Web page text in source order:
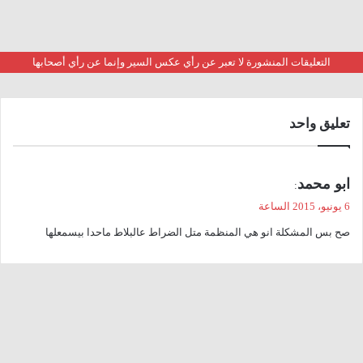
التعليقات المنشورة لا تعبر عن رأي عكس السير وإنما عن رأي أصحابها
تعليق واحد
ي
ل
ابو محمد:
6 يونيو، 2015 الساعة
صح بس المشكلة انو هي المنظمة متل الضراط عالبلاط ماحدا بيسمعلها